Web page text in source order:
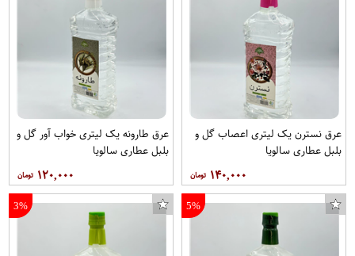
عرق نسترن یک لیتری اعصاب گل و
بلبل عطاری سالویا
۱۴۰,۰۰۰
عرق طارونه یک لیتری خواب آور گل و
بلبل عطاری سالویا
۱۲۰,۰۰۰
5%
3%